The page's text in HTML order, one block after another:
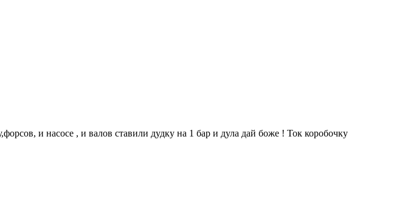
и насосе , и валов ставили дудку на 1 бар и дула дай боже ! Ток коробочку